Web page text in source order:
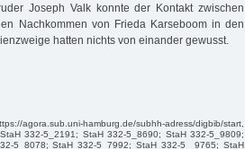
Joseph Valk konnte der Kontakt zwischen
Nachkommen von Frieda Karseboom in den
hatten nichts von einander gewusst.
agora.sub.uni-hamburg.de/subhh-adress/digbib/start,
332-5_2191; StaH 332-5_8690; StaH 332-5_9809;
5_8078; StaH 332-5_7992; StaH 332-5_ 9765; StaH